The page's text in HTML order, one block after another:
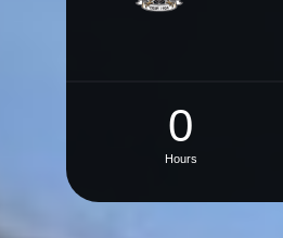
0
Hours